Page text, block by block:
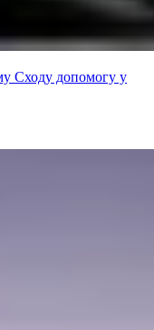
Сходу допомогу у